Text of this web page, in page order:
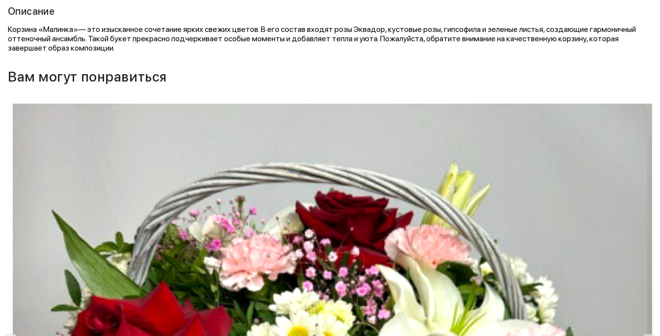
Описание
Корзина «Малинка»— это изысканное сочетание ярких свежих цветов. В его состав входят розы Эквадор, кустовые розы, гипсофила и зеленые листья, создающие гармоничный
оттеночный ансамбль. Такой букет прекрасно подчеркивает особые моменты и добавляет тепла и уюта. Пожалуйста, обратите внимание на качественную корзину, которая
завершает образ композиции.
Вам могут понравиться